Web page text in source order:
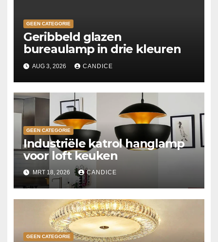
GEEN CATEGORIE
Geribbeld glazen
bureaulamp in drie kleuren
AUG 3, 2026 CANDICE
GEEN CATEGORIE
Industriële katrol hanglamp
voor loft keuken
MRT 18, 2026 CANDICE
GEEN CATEGORIE